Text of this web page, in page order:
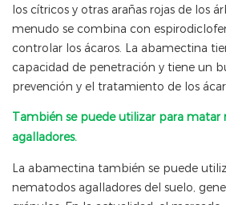
los cítricos y otras arañas rojas de los
menudo se combina con
controlar los ácaros. La abamectina
capacidad de penetración y tiene un
prevención y el tratamiento de los
También se puede utilizar para matar
agalladores.
La abamectina también se puede
nematodos agalladores del suelo,